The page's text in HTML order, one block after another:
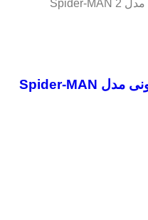
دسته بازی پلی استیشن 5 سونی مدل Spider-MAN